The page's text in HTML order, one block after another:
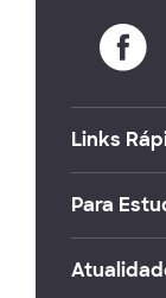
Links
Para